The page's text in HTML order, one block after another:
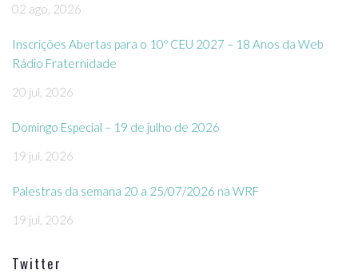
02 ago, 2026
Inscrições Abertas para o 10º CEU 2027 – 18 Anos da Web
Rádio Fraternidade
20 jul, 2026
Domingo Especial – 19 de julho de 2026
19 jul, 2026
Palestras da semana 20 a 25/07/2026 na WRF
19 jul, 2026
Twitter